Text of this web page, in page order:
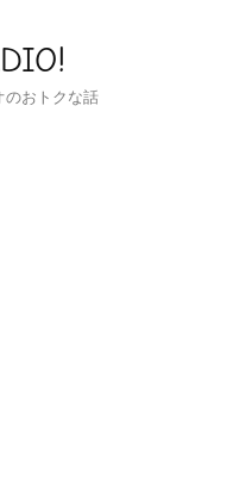
のおトクな話